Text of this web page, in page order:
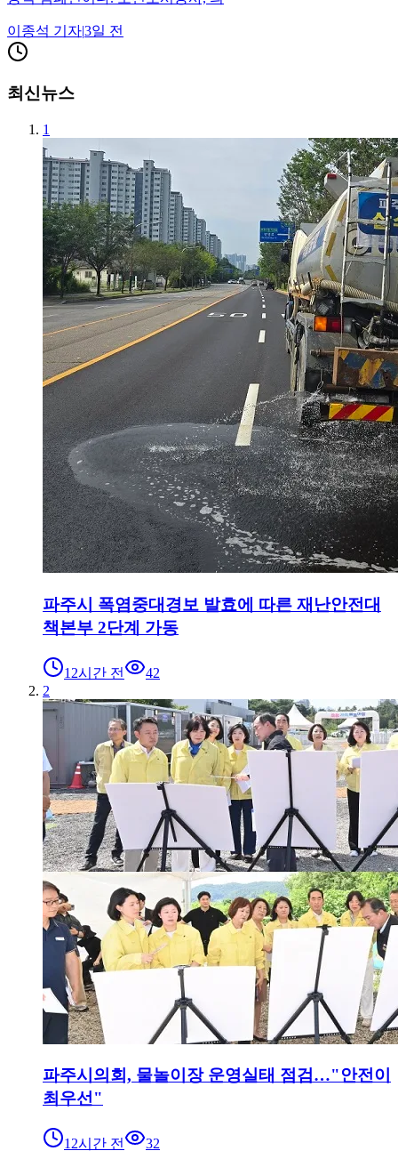
이종석 기자|3일 전
최신뉴스
1
파주시 폭염중대경보 발효에 따른 재난안전대
책본부 2단계 가동
12시간 전
42
2
파주시의회, 물놀이장 운영실태 점검…"안전이
최우선"
12시간 전 32